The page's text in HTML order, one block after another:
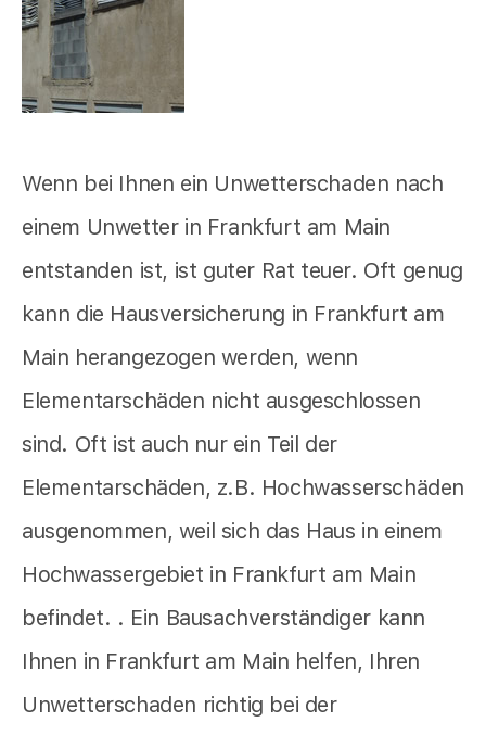
Wenn bei Ihnen ein Unwetterschaden nach
einem Unwetter in Frankfurt am Main
entstanden ist, ist guter Rat teuer. Oft genug
kann die Hausversicherung in Frankfurt am
Main herangezogen werden, wenn
Elementarschäden nicht ausgeschlossen
sind. Oft ist auch nur ein Teil der
Elementarschäden, z.B. Hochwasserschäden
ausgenommen, weil sich das Haus in einem
Hochwassergebiet in Frankfurt am Main
befindet. . Ein Bausachverständiger kann
Ihnen in Frankfurt am Main helfen, Ihren
Unwetterschaden richtig bei der